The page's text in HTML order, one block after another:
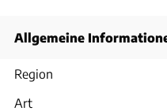
Allgemeine
Region
Art